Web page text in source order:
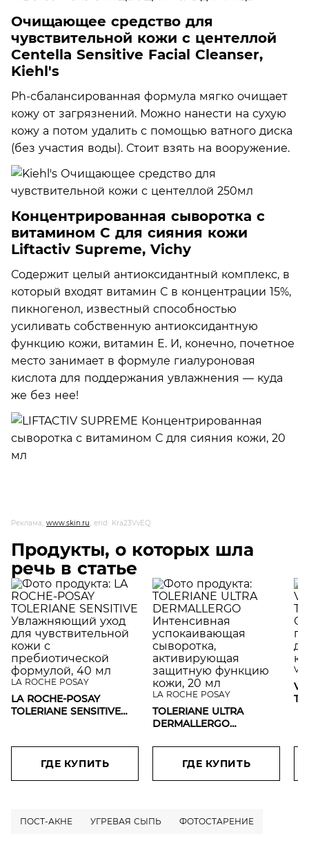
Очищающее средство для
чувствительной кожи с центеллой
Centella Sensitive Facial Cleanser,
Kiehl's
Ph-сбалансированная формула мягко очищает
кожу от загрязнений. Можно нанести на сухую
кожу а потом удалить с помощью ватного диска
(­без участия воды). Стоит взять на вооружение.
Концентрированная сыворотка с
витамином С для сияния кожи
Liftactiv Supreme, Vichy
Содержит целый антиоксидантный комплекс, в
который входят витамин С в концентрации 15%,
пикногенол, известный способностью
усиливать собственную антиоксидантную
функцию кожи, витамин Е. И, конечно, почетное
место занимает в формуле гиалуроновая
кислота для поддержания увлажнения — куда
же без нее!
Реклама, www.skin.ru, erid: Kra23VvEQ
Продукты, о которых шла
речь в статье
LA ROCHE POSAY
LA ROCHE-POSAY
TOLERIANE SENSITIVE
пребиотической
формулой, 40 мл
ГДЕ КУПИТЬ
LA ROCHE POSAY
TOLERIANE ULTRA
DERMALLERGO
успокаивающая
сыворотка,
активирующая
ГДЕ КУПИТЬ
ПОСТ-АКНЕ УГРЕВАЯ СЫПЬ ФОТОСТАРЕНИЕ